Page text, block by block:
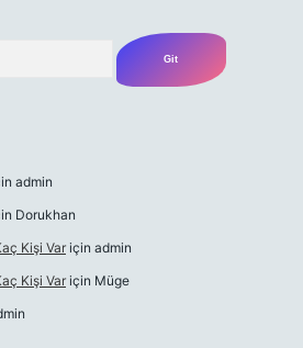
admin
Dorukhan
Kişi Var için admin
Kişi Var için Müge